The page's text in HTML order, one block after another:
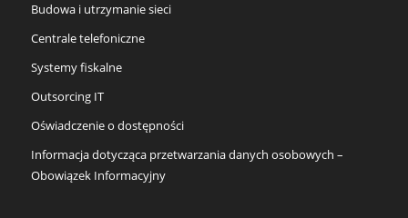
Budowa i utrzymanie sieci
Centrale telefoniczne
Systemy fiskalne
Outsorcing IT
Oświadczenie o dostępności
Informacja dotycząca przetwarzania danych osobowych –
Obowiązek Informacyjny